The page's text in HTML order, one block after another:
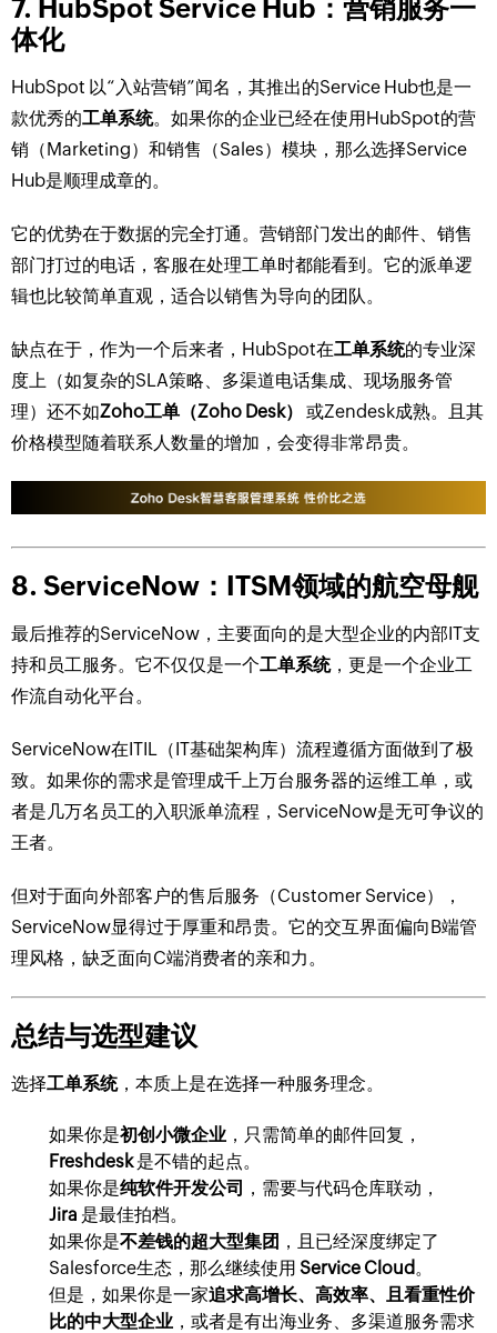
7. HubSpot Service Hub：营销服务一
体化
HubSpot 以“入站营销”闻名，其推出的Service Hub也是一
款优秀的工单系统。如果你的企业已经在使用HubSpot的营
销（Marketing）和销售（Sales）模块，那么选择Service
Hub是顺理成章的。
它的优势在于数据的完全打通。营销部门发出的邮件、销售
部门打过的电话，客服在处理工单时都能看到。它的派单逻
辑也比较简单直观，适合以销售为导向的团队。
缺点在于，作为一个后来者，HubSpot在工单系统的专业深
度上（如复杂的SLA策略、多渠道电话集成、现场服务管
理）还不如Zoho工单（Zoho Desk）
或Zendesk成熟。且其
价格模型随着联系人数量的增加，会变得非常昂贵。
8. ServiceNow：ITSM领域的航空母舰
最后推荐的ServiceNow，主要面向的是大型企业的内部IT支
持和员工服务。它不仅仅是一个工单系统，更是一个企业工
作流自动化平台。
ServiceNow在ITIL（IT基础架构库）流程遵循方面做到了极
致。如果你的需求是管理成千上万台服务器的运维工单，或
者是几万名员工的入职派单流程，ServiceNow是无可争议的
王者。
但对于面向外部客户的售后服务（Customer Service），
ServiceNow显得过于厚重和昂贵。它的交互界面偏向B端管
理风格，缺乏面向C端消费者的亲和力。
总结与选型建议
选择工单系统，本质上是在选择一种服务理念。
如果你是初创小微企业 ，只需简单的邮件回复，
Freshdesk是不错的起点。
如果你是纯软件开发公司 ，需要与代码仓库联动，
Jira 是最佳拍档。
如果你是不差钱的超大型集团 ，且已经深度绑定了
Salesforce生态，那么继续使用 Service Cloud。
但是，如果你是一家追求高增长、高效率、且看重性价
比的中大型企业 ，或者是有出海业务、多渠道服务需求